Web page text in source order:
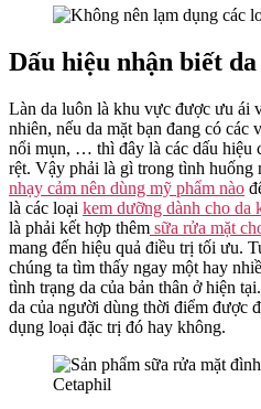
Dấu hiệu nhận biết
Làn da luôn là khu vực được ưu ái
nhiên, nếu da mặt bạn đang có
nổi mụn, … thì đây là các dấu hiệu
rệt. Vậy phải là gì trong tình huống
nhạy cảm nên dùng mỹ phẩm nào
là các loại kem dưỡng dành cho da
là phải kết hợp thêm sữa rửa mặt
mang đến hiệu quả điều trị tối ưu.
chúng ta tìm thấy ngay một hay
tình trạng da của bản thân ở hiện
da của người dùng thời điểm được
dụng loại đặc trị đó hay không.